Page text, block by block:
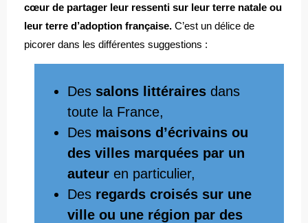
cœur de partager leur ressenti sur leur terre natale ou
leur terre d’adoption française. C’est un délice de
picorer dans les différentes suggestions :
Des salons littérairesdans
toute la France,
Des maisons d’écrivains ou
des villes marquées par un
auteur en particulier,
Des regards croisés sur une
ville ou une région par des